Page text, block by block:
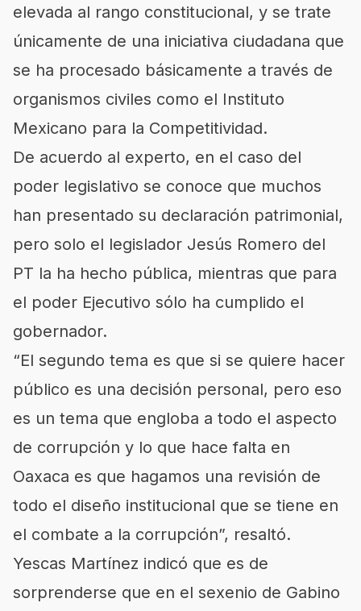
elevada al rango constitucional, y se trate
únicamente de una iniciativa ciudadana que
se ha procesado básicamente a través de
organismos civiles como el Instituto
Mexicano para la Competitividad.
De acuerdo al experto, en el caso del
poder legislativo se conoce que muchos
han presentado su declaración patrimonial,
pero solo el legislador Jesús Romero del
PT la ha hecho pública, mientras que para
el poder Ejecutivo sólo ha cumplido el
gobernador.
“El segundo tema es que si se quiere hacer
público es una decisión personal, pero eso
es un tema que engloba a todo el aspecto
de corrupción y lo que hace falta en
Oaxaca es que hagamos una revisión de
todo el diseño institucional que se tiene en
el combate a la corrupción”, resaltó.
Yescas Martínez indicó que es de
sorprenderse que en el sexenio de Gabino